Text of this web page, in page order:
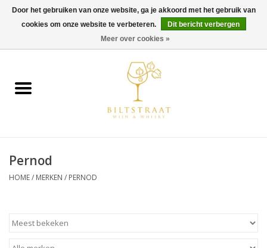
0 Artikelen - €0,00
Wijn
Gin & Tonic
Gedestilleerd
Pernod
HOME/ MERKEN / PERNOD
Door het gebruiken van onze website, ga je akkoord met het gebruik van
cookies om onze website te verbeteren.
Dit bericht verbergen
Meer over cookies »